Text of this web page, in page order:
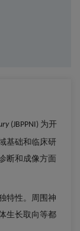
(JBPPNI) 为开
基础和临床研
断和成像方面
特性。周围神
生长取向等都